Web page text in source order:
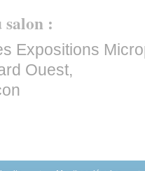
:
Expositions
Ouest,
is external)